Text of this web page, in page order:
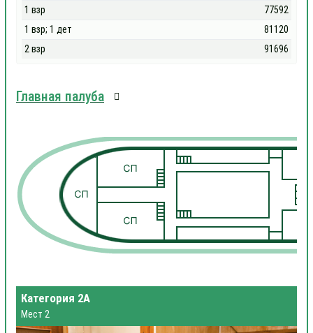
1 взр
77592
1 взр; 1 дет
81120
2 взр
91696
Главная палуба
Категория 2А
Мест 2